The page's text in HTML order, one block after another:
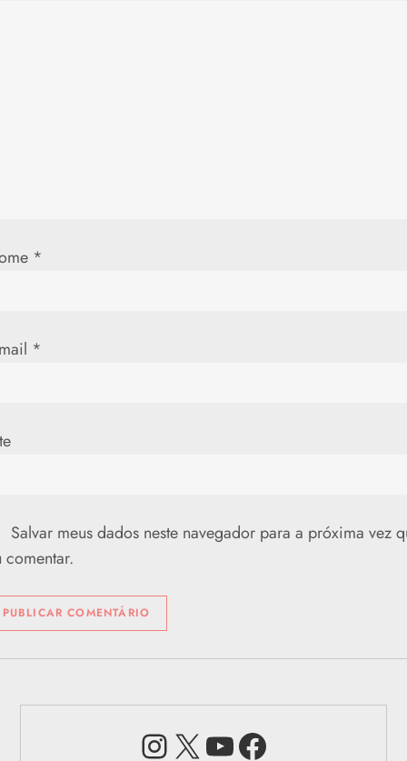
*
*
Salvar meus dados neste navegador para a próxima vez
comentar.
Instagram
X Youtube